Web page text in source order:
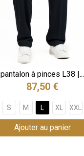
pantalon à pinces L38 |...
87,50 €
S M L XL XXL
Ajouter au panier